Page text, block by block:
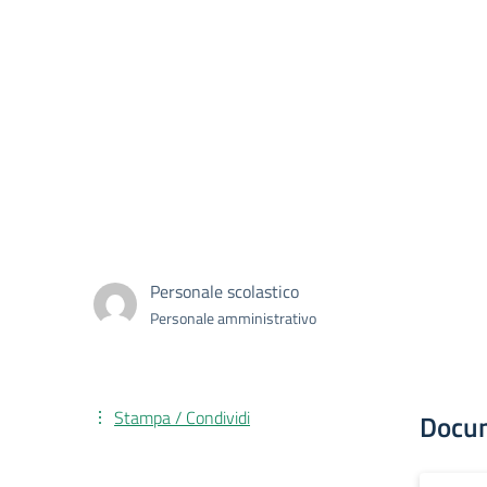
Personale scolastico
Personale amministrativo
Stampa / Condividi